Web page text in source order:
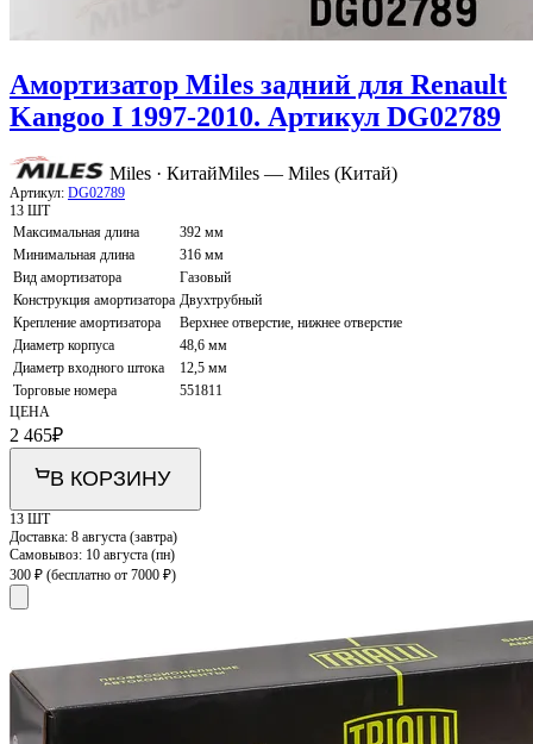
Амортизатор Miles задний для Renault
Kangoo I 1997-2010. Артикул DG02789
Miles · КитайMiles — Miles (Китай)
Артикул: DG02789
13 ШТ
Максимальная длина
392 мм
Минимальная длина
316 мм
Вид амортизатора
Газовый
Конструкция амортизатора Двухтрубный
Крепление амортизатора
Верхнее отверстие, нижнее отверстие
Диаметр корпуса
48,6 мм
Диаметр входного штока
12,5 мм
Торговые номера
551811
ЦЕНА
2 465₽
В КОРЗИНУ
13 ШТ
Доставка: 8 августа (завтра)
Самовывоз: 10 августа (пн)
300 ₽ (бесплатно от 7000 ₽)